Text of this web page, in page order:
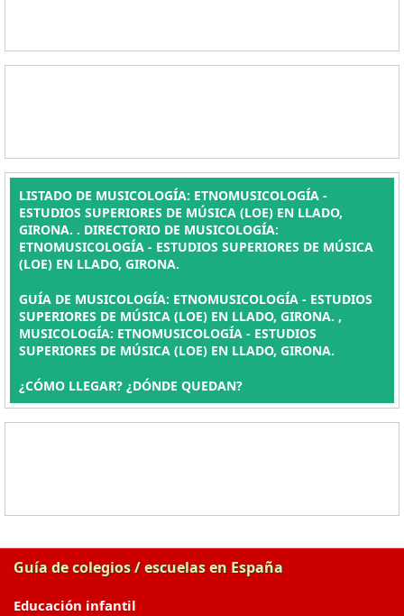
LISTADO DE MUSICOLOGÍA: ETNOMUSICOLOGÍA -
ESTUDIOS SUPERIORES DE MÚSICA (LOE) EN LLADO,
GIRONA. . DIRECTORIO DE MUSICOLOGÍA:
ETNOMUSICOLOGÍA - ESTUDIOS SUPERIORES DE MÚSICA
(LOE) EN LLADO, GIRONA.
GUÍA DE MUSICOLOGÍA: ETNOMUSICOLOGÍA - ESTUDIOS
SUPERIORES DE MÚSICA (LOE) EN LLADO, GIRONA. ,
MUSICOLOGÍA: ETNOMUSICOLOGÍA - ESTUDIOS
SUPERIORES DE MÚSICA (LOE) EN LLADO, GIRONA.
¿CÓMO LLEGAR? ¿DÓNDE QUEDAN?
Guía de colegios / escuelas en España
Educación infantil